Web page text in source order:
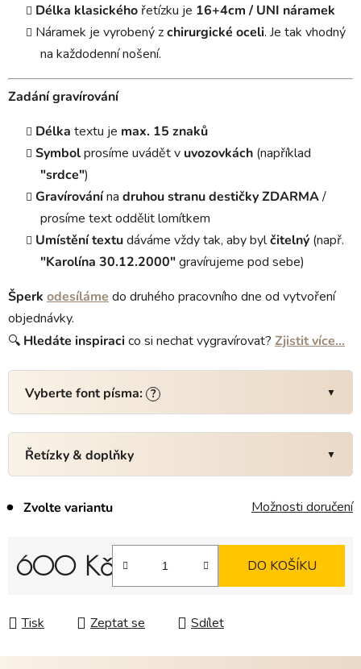
Délka klasického řetízku je 16+4cm / UNI náramek
Náramek je vyrobený zchirurgické oceli. Je tak vhodný
na každodenní nošení.
Zadání gravírování
Délka textu je max. 15 znaků
Symbolprosíme uvádět v uvozovkách (například
"srdce")
Gravírovánína druhou stranu destičkyZDARMA/
prosíme text oddělit lomítkem
Umístění textudáváme vždy tak, aby bylčitelný (např.
"Karolína 30.12.2000"gravírujeme pod sebe)
Šperk odesíláme do druhého pracovního dne od vytvoření
objednávky.
🔍 Hledáte inspiracico si nechat vygravírovat? Zjistit více…
Vyberte font písma: ?
Řetízky & doplňky
Zvolte variantu Možnosti doručení
600 Kč DO KOŠÍKU
Tisk Zeptat se Sdílet